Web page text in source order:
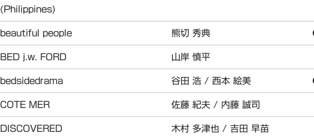
(Philippines)
beautiful people 熊切 秀典
BED j.w. FORD 山岸 慎平
bedsidedrama 谷田 浩 / 西本 絵美
COTE MER 佐藤 紀夫 / 内藤 誠司
DISCOVERED 木村 多津也 / 吉田 早苗